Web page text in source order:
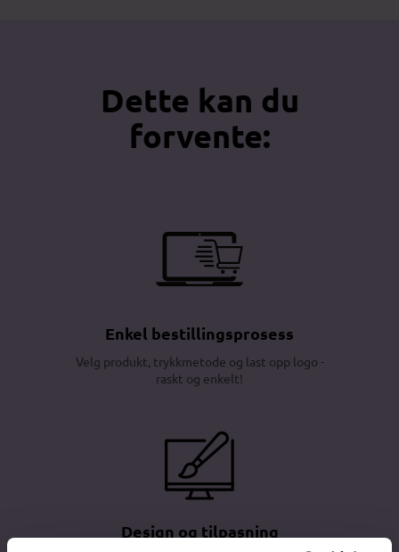
Dette kan du
forvente:
Enkel bestillingsprosess
Velg produkt, trykkmetode og last opp logo -
raskt og enkelt!
Design og tilpasning